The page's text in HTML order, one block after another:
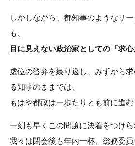
しかしながら、都知事のようなリ
も、
目に見えない政治家としての「求
虚位の答弁を繰り返し、みずから
る知事のままでは、
もはや都政は一歩たりとも前に進む
一刻も早くこの問題に決着をつけら
我々は閉会後も年内一杯、総務委